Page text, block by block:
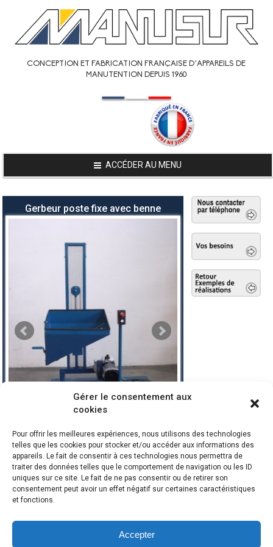
Gérer le consentement aux
cookies
Pour offrir les meilleures expériences, nous utilisons des technologies
telles que les cookies pour stocker et/ou accéder aux informations des
appareils. Le fait de consentir à ces technologies nous permettra de
traiter des données telles que le comportement de navigation ou les ID
uniques sur ce site. Le fait de ne pas consentir ou de retirer son
consentement peut avoir un effet négatif sur certaines caractéristiques
et fonctions.
Accepter
CONCEPTION ET FABRICATION FRANÇAISE D’APPAREILS DE
MANUTENTION DEPUIS 1960
ACCÉDER AU MENU
Gerbeur poste fixe avec benne
Réf : 16052401
Gerbeur en poste fixe équipé d'une benne,
conçu pour vider des pièces dans des chariots.